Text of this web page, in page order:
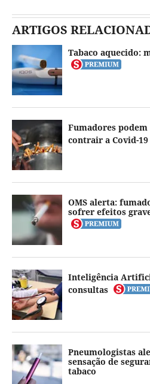
ARTIGOS
Tabaco aquecido:
Fumadores
contrair a Covid-19
OMS alerta:
sofrer efeitos
Inteligência
consultas
Pneumologistas
sensação de
tabaco